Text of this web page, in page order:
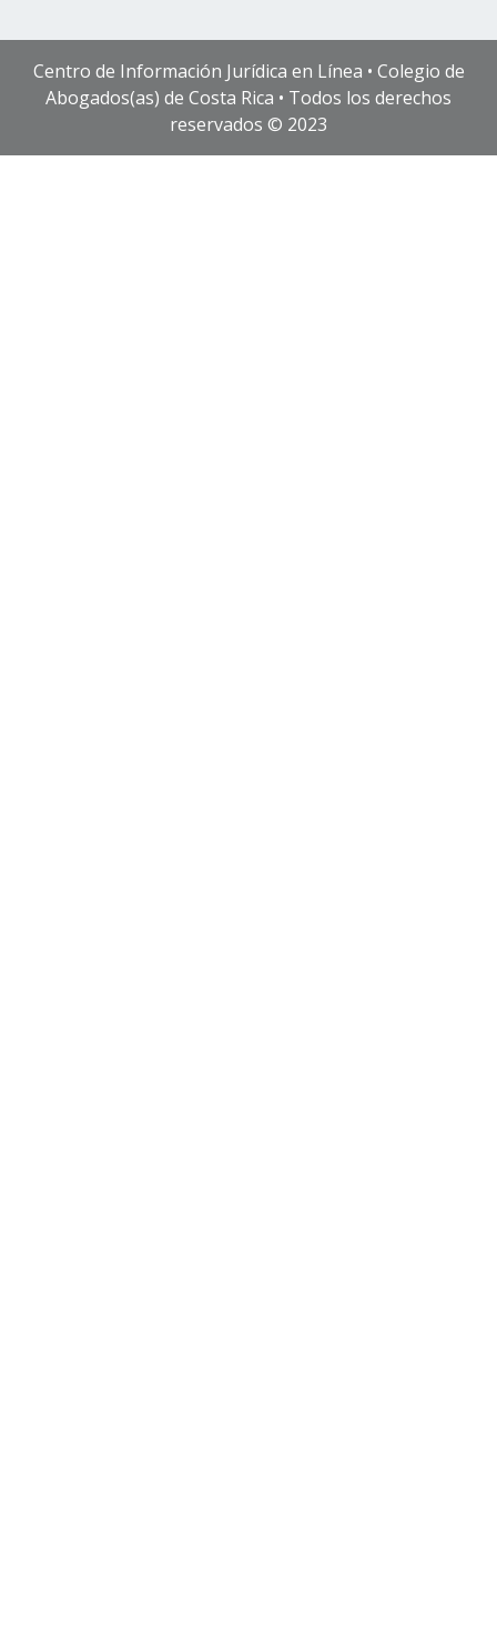
Centro de Información Jurídica en Línea • Colegio de
Abogados(as) de Costa Rica • Todos los derechos
reservados © 2023